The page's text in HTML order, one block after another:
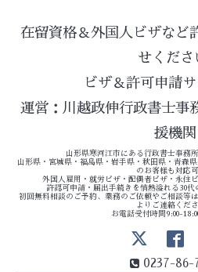
在留資格＆外国人ビザなど
せくださ
ビザ＆許可申請
運営：川越政伸行政書士事
援機関
山形県寒河江市にある行政書士事務
山形県・宮城県・福島県・岩手県・秋田県・青森
のお客様も対応可
外国人雇用・就労ビザ・配偶者ビザ・永住
許認可申請・届出手続きを情熱溢れる30代
初回無料相談のご予約、業務のご依頼やご相談等
よりご連絡くださ
お電話受付時間9:00-
0237-86-